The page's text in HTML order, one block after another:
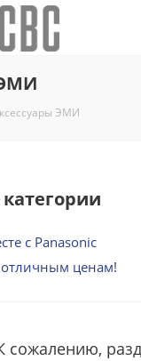
ЭМИ
с Panasonic
ценам!
сожалению,